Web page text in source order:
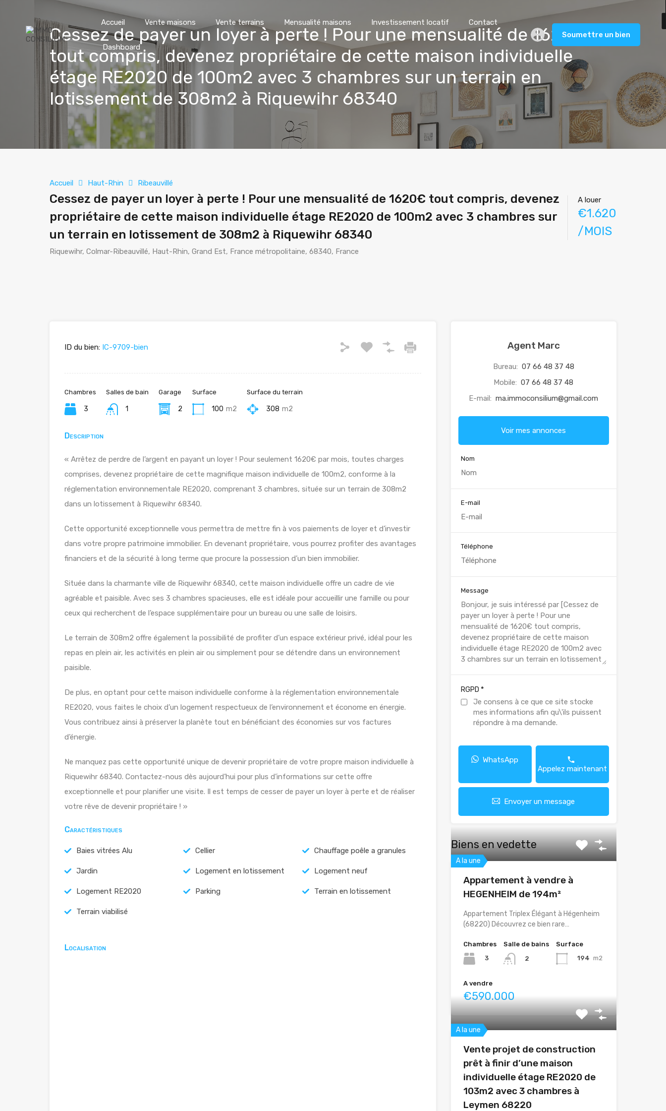
Accueil Vente maisons Vente terrains Mensualité maisons Investissement locatif Contact
Dashboard
Soumettre un bien
Cessez de payer un loyer à perte ! Pour une mensualité de 1620€
tout compris, devenez propriétaire de cette maison individuelle
étage RE2020 de 100m2 avec 3 chambres sur un terrain en
lotissement de 308m2 à Riquewihr 68340
Accueil Haut-Rhin Ribeauvillé
Cessez de payer un loyer à perte ! Pour une mensualité de 1620€ tout compris, devenez
propriétaire de cette maison individuelle étage RE2020 de 100m2 avec 3 chambres sur
un terrain en lotissement de 308m2 à Riquewihr 68340
Riquewihr, Colmar-Ribeauvillé, Haut-Rhin, Grand Est, France métropolitaine, 68340, France
A louer
€1.620
/MOIS
ID du bien: IC-9709-bien
Chambres
3
Salles de bain
1
Garage
2
Surface
100 m2
Surface du terrain
308 m2
Description
« Arrêtez de perdre de l’argent en payant un loyer ! Pour seulement 1620€ par mois, toutes charges
comprises, devenez propriétaire de cette magnifique maison individuelle de 100m2, conforme à la
réglementation environnementale RE2020, comprenant 3 chambres, située sur un terrain de 308m2
dans un lotissement à Riquewihr 68340.
Cette opportunité exceptionnelle vous permettra de mettre fin à vos paiements de loyer et d’investir
dans votre propre patrimoine immobilier. En devenant propriétaire, vous pourrez profiter des avantages
financiers et de la sécurité à long terme que procure la possession d’un bien immobilier.
Située dans la charmante ville de Riquewihr 68340, cette maison individuelle offre un cadre de vie
agréable et paisible. Avec ses 3 chambres spacieuses, elle est idéale pour accueillir une famille ou pour
ceux qui recherchent de l’espace supplémentaire pour un bureau ou une salle de loisirs.
Le terrain de 308m2 offre également la possibilité de profiter d’un espace extérieur privé, idéal pour les
repas en plein air, les activités en plein air ou simplement pour se détendre dans un environnement
paisible.
De plus, en optant pour cette maison individuelle conforme à la réglementation environnementale
RE2020, vous faites le choix d’un logement respectueux de l’environnement et économe en énergie.
Vous contribuez ainsi à préserver la planète tout en bénéficiant des économies sur vos factures
d’énergie.
Ne manquez pas cette opportunité unique de devenir propriétaire de votre propre maison individuelle à
Riquewihr 68340. Contactez-nous dès aujourd’hui pour plus d’informations sur cette offre
exceptionnelle et pour planifier une visite. Il est temps de cesser de payer un loyer à perte et de réaliser
votre rêve de devenir propriétaire ! »
Caractéristiques
Baies vitrées Alu Cellier Chauffage poêle a granules
Jardin Logement en lotissement Logement neuf
Logement RE2020 Parking Terrain en lotissement
Terrain viabilisé
Localisation
Agent Marc
Bureau: 07 66 48 37 48
Mobile: 07 66 48 37 48
E-mail: ma.immoconsilium@gmail.com
Voir mes annonces
Nom
E-mail
Téléphone
Message
RGPD *
Je consens à ce que ce site stocke
mes informations afin qu\'ils puissent
répondre à ma demande.
WhatsApp
Appelez maintenant
Envoyer un message
Biens en vedette
A la une
Appartement à vendre à
HEGENHEIM de 194m²
Appartement Triplex Élégant à Hégenheim
(68220) Découvrez ce bien rare…
Chambres
3
Salle de bains
2
Surface
194 m2
A vendre
€590.000
A la une
Vente projet de construction
prêt à finir d’une maison
individuelle étage RE2020 de
103m2 avec 3 chambres à
Leymen 68220